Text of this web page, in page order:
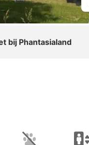
bij Phantasialand